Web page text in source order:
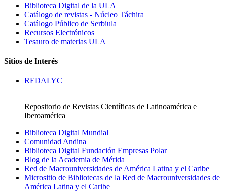
Biblioteca Digital de la ULA
Catálogo de revistas - Núcleo Táchira
Catálogo Público de Serbiula
Recursos Electrónicos
Tesauro de materias ULA
Sitios de Interés
REDALYC
Repositorio de Revistas Científicas de Latinoamérica e
Iberoamérica
Biblioteca Digital Mundial
Comunidad Andina
Biblioteca Digital Fundación Empresas Polar
Blog de la Academia de Mérida
Red de Macrouniversidades de América Latina y el Caribe
Micrositio de Bibliotecas de la Red de Macrouniversidades de
América Latina y el Caribe